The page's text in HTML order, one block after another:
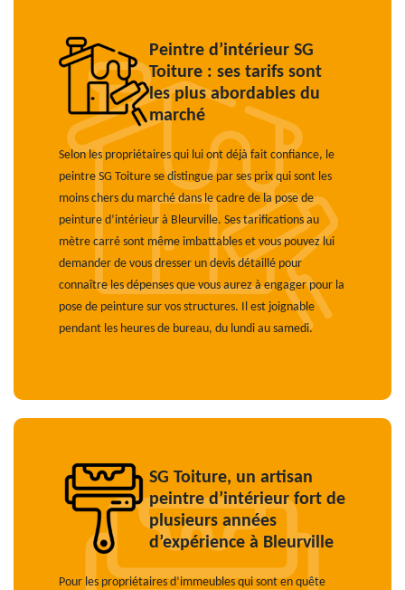
Peintre d’intérieur SG
Toiture : ses tarifs sont
les plus abordables du
marché
Selon les propriétaires qui lui ont déjà fait confiance, le
peintre SG Toiture se distingue par ses prix qui sont les
moins chers du marché dans le cadre de la pose de
peinture d’intérieur à Bleurville. Ses tarifications au
mètre carré sont même imbattables et vous pouvez lui
demander de vous dresser un devis détaillé pour
connaître les dépenses que vous aurez à engager pour la
pose de peinture sur vos structures. Il est joignable
pendant les heures de bureau, du lundi au samedi.
SG Toiture, un artisan
peintre d’intérieur fort de
plusieurs années
d’expérience à Bleurville
Pour les propriétaires d’immeubles qui sont en quête